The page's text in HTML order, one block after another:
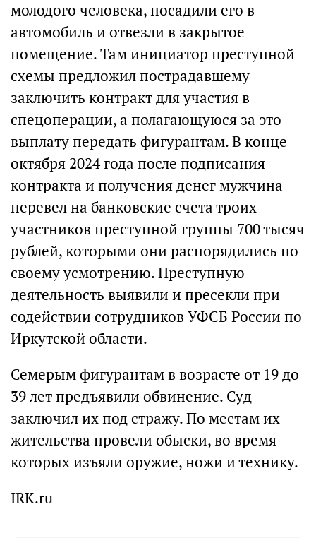
молодого человека, посадили его в
автомобиль и отвезли в закрытое
помещение. Там инициатор преступной
схемы предложил пострадавшему
заключить контракт для участия в
спецоперации, а полагающуюся за это
выплату передать фигурантам. В конце
октября 2024 года после подписания
контракта и получения денег мужчина
перевел на банковские счета троих
участников преступной группы 700 тысяч
рублей, которыми они распорядились по
своему усмотрению. Преступную
деятельность выявили и пресекли при
содействии сотрудников УФСБ России по
Иркутской области.
Семерым фигурантам в возрасте от 19 до
39 лет предъявили обвинение. Суд
заключил их под стражу. По местам их
жительства провели обыски, во время
которых изъяли оружие, ножи и технику.
IRK.ru